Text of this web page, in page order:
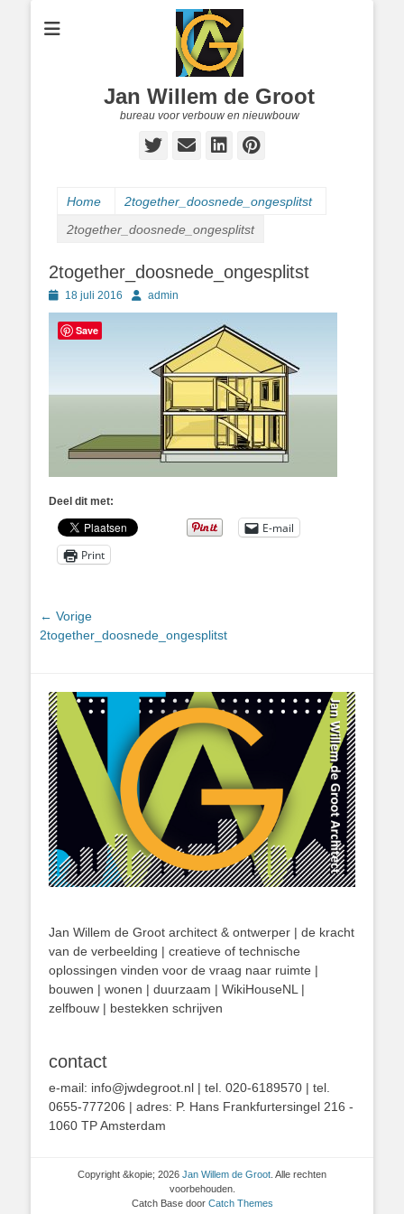
Jan Willem de Groot
bureau voor verbouw en nieuwbouw
Twitter
E-
LinkedIn
Pinterest
Home
2together_doosnede_ongesplitst
2together_doosnede_ongesplitst
2together_doosnede_ongesplitst
Geplaatst
op
18 juli 2016 Authoradmin
Deel dit met:
E-mail
Print
Bericht
navigatie
← Vorige
Vorig
2together_doosnede_ongesplitst
Jan Willem de Groot architect & ontwerper | de kracht
van de verbeelding | creatieve of technische
oplossingen vinden voor de vraag naar ruimte |
bouwen | wonen | duurzaam | WikiHouseNL |
zelfbouw | bestekken schrijven
contact
e-mail: info@jwdegroot.nl | tel. 020-6189570 | tel.
0655-777206 | adres: P. Hans Frankfurtersingel 216 -
1060 TP Amsterdam
Copyright &kopie; 2026 Jan Willem de Groot . Alle rechten
voorbehouden.
Catch Base door Catch Themes
Save